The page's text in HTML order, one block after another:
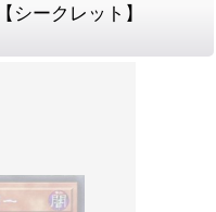
ークレット】